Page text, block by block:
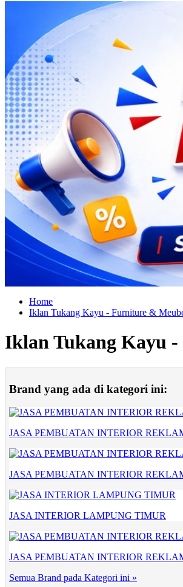
Home
Iklan Tukang Kayu - Furniture &
Iklan Tukang Kayu
Brand yang ada di kategori ini:
JASA PEMBUATAN INTERIOR
JASA PEMBUATAN INTERIOR
JASA INTERIOR LAMPUNG TIMUR
JASA PEMBUATAN INTERIOR
Semua Brand pada Kategori ini »